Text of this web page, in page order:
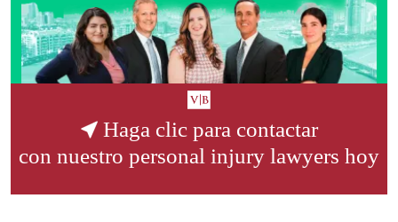
Haga clic para contactar
con nuestro personal injury lawyers hoy